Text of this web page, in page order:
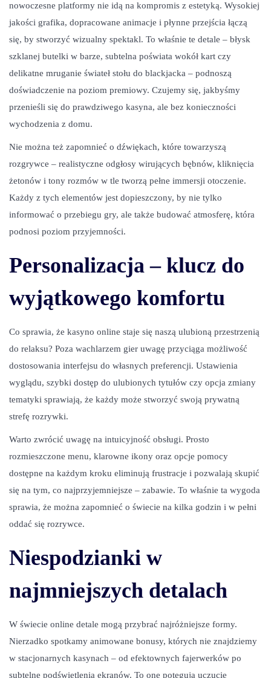
nowoczesne platformy nie idą na kompromis z estetyką. Wysokiej
jakości grafika, dopracowane animacje i płynne przejścia łączą
się, by stworzyć wizualny spektakl. To właśnie te detale – błysk
szklanej butelki w barze, subtelna poświata wokół kart czy
delikatne mruganie świateł stołu do blackjacka – podnoszą
doświadczenie na poziom premiowy. Czujemy się, jakbyśmy
przenieśli się do prawdziwego kasyna, ale bez konieczności
wychodzenia z domu.
Nie można też zapomnieć o dźwiękach, które towarzyszą
rozgrywce – realistyczne odgłosy wirujących bębnów, kliknięcia
żetonów i tony rozmów w tle tworzą pełne immersji otoczenie.
Każdy z tych elementów jest dopieszczony, by nie tylko
informować o przebiegu gry, ale także budować atmosferę, która
podnosi poziom przyjemności.
Personalizacja – klucz do
wyjątkowego komfortu
Co sprawia, że kasyno online staje się naszą ulubioną przestrzenią
do relaksu? Poza wachlarzem gier uwagę przyciąga możliwość
dostosowania interfejsu do własnych preferencji. Ustawienia
wyglądu, szybki dostęp do ulubionych tytułów czy opcja zmiany
tematyki sprawiają, że każdy może stworzyć swoją prywatną
strefę rozrywki.
Warto zwrócić uwagę na intuicyjność obsługi. Prosto
rozmieszczone menu, klarowne ikony oraz opcje pomocy
dostępne na każdym kroku eliminują frustracje i pozwalają skupić
się na tym, co najprzyjemniejsze – zabawie. To właśnie ta wygoda
sprawia, że można zapomnieć o świecie na kilka godzin i w pełni
oddać się rozrywce.
Niespodzianki w
najmniejszych detalach
W świecie online detale mogą przybrać najróżniejsze formy.
Nierzadko spotkamy animowane bonusy, których nie znajdziemy
w stacjonarnych kasynach – od efektownych fajerwerków po
subtelne podświetlenia ekranów. To one potęgują uczucie